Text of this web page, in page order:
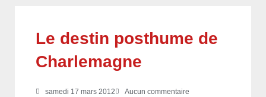
Le destin posthume de
Charlemagne
samedi 17 mars 2012 Aucun commentaire